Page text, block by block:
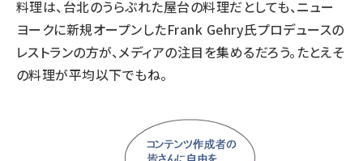
料理は、台北のうらぶれた屋台の料理だとしても、ニュー
ヨークに新規オープンしたFrank Gehry氏プロデュースの
レストランの方が、メディアの注目を集めるだろう。たとえそ
の料理が平均以下でもね。